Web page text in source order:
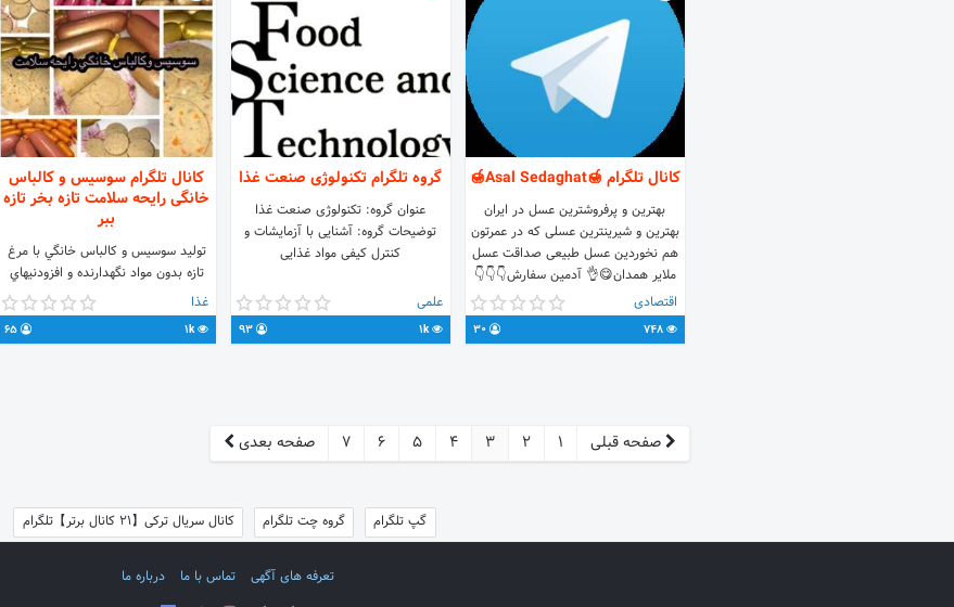
کانال تلگرام 🍯Asal Sedaghat🍯
بهترین و پرفروشترین عسل در ایران
بهترین و شیرینترین عسلی که در عمرتون
هم نخوردین عسل طبیعی صداقت عسل
ملایر همدان😋👌 آدمین سفارش👇👇👇
اقتصادی
748
30
گروه تلگرام تکنولوژی صنعت غذا
عنوان گروه: تکنولوژی صنعت غذا
توضیحات گروه: آشنایی با آزمایشات و
کنترل کیفی مواد غذایی
علمی
1k
93
کانال تلگرام سوسیس و کالباس
خانگی رایحه سلامت تازه بخر تازه
ببر
توليد سوسيس و كالباس خانگي با مرغ
تازه بدون مواد نگهدارنده و افزودنيهاي
شيميايي، براي هر پارت سفارش مواد تازه
و به روز تهيه ميگردد. هدف ما فرهنگ
سازي تغذيه ي سالم براي مردم شريف
غذا
1k
65
صفحه قبلی 1
2
3
4
5
6
7 صفحه بعدی
گپ تلگرام گروه چت تلگرام کانال سریال ترکی【21 کانال برتر】تلگرام
تعرفه های آگهی تماس با ما درباره ما